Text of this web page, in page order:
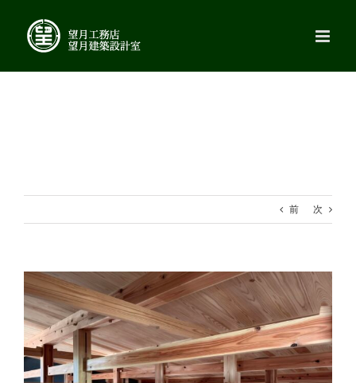
content
前 次
View
Larger
Image